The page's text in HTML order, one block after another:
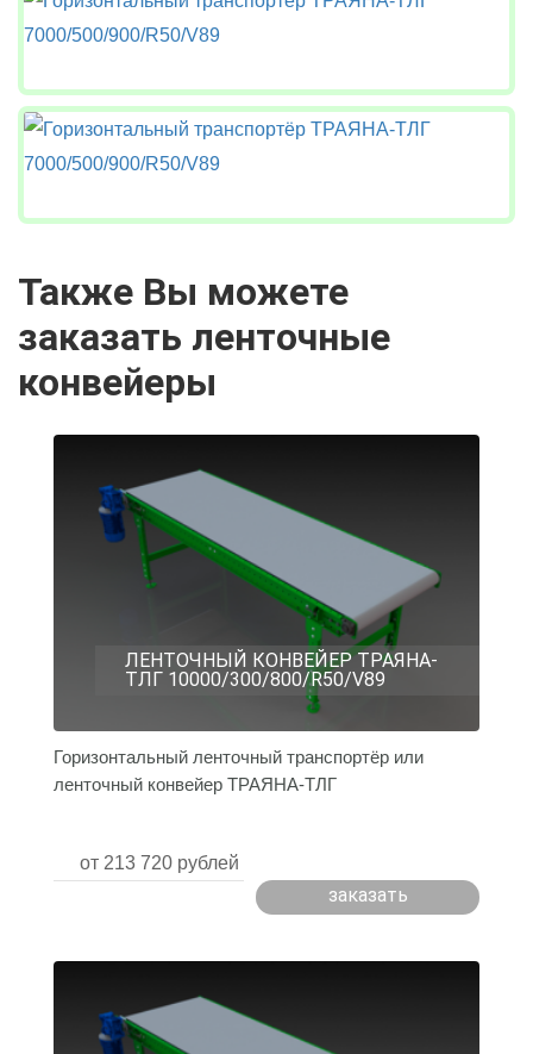
Также Вы можете
заказать ленточные
конвейеры
ЛЕНТОЧНЫЙ КОНВЕЙЕР ТРАЯНА-
ТЛГ 10000/300/800/R50/V89
Горизонтальный ленточный транспортёр или
ленточный конвейер ТРАЯНА-ТЛГ
от 213 720 рублей
заказать